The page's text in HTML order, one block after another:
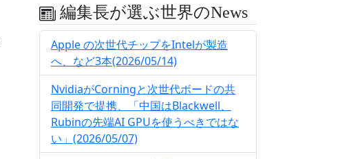
編集長が選ぶ世界のNews
Apple の次世代チップをIntelが製造
へ、など3本(2026/05/14)
NvidiaがCorningと次世代ボードの共
同開発で提携、「中国はBlackwell、
Rubinの先端AI GPUを使うべきではな
い」(2026/05/07)